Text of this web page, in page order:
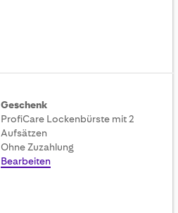
Geschenk
ProfiCare Lockenbürste mit 2
Aufsätzen
Ohne Zuzahlung
Bearbeiten